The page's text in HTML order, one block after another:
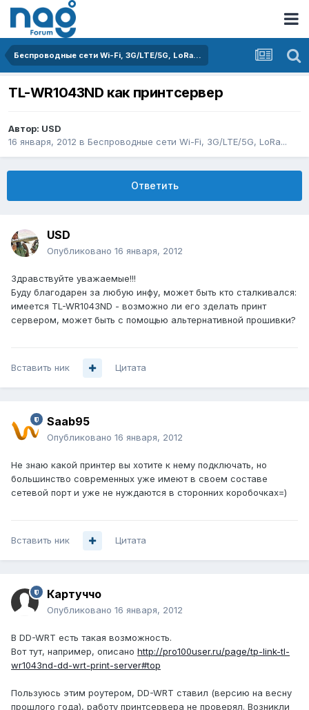
Беспроводные сети Wi-Fi, 3G/LTE/5G, LoRa...
TL-WR1043ND как принтсервер
Автор: USD
16 января, 2012 в Беспроводные сети Wi-Fi, 3G/LTE/5G, LoRa...
Ответить
USD
Опубликовано 16 января, 2012
Здравствуйте уважаемые!!!
Буду благодарен за любую инфу, может быть кто сталкивался:
имеется TL-WR1043ND - возможно ли его зделать принт
сервером, может быть с помощью альтернативной прошивки?
Вставить ник Цитата
Saab95
Опубликовано 16 января, 2012
Не знаю какой принтер вы хотите к нему подключать, но
большинство современных уже имеют в своем составе
сетевой порт и уже не нуждаются в сторонних коробочках=)
Вставить ник Цитата
Картуччо
Опубликовано 16 января, 2012
В DD-WRT есть такая возможность.
Вот тут, например, описано http://pro100user.ru/page/tp-link-tl-
wr1043nd-dd-wrt-print-server#top
Пользуюсь этим роутером, DD-WRT ставил (версию на весну
прошлого года), работу принтсервера не проверял. Возникли